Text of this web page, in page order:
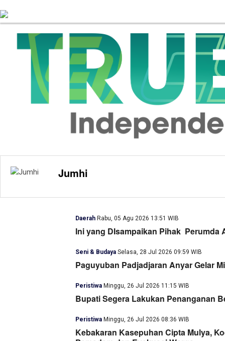
Jumhi
Daerah Rabu, 05 Agu 2026 13:51 WIB
Ini yang DIsampaikan Pihak Perumda
Seni & Budaya Selasa, 28 Jul 2026 09:59 WIB
Paguyuban Padjadjaran Anyar Gelar
Peristiwa Minggu, 26 Jul 2026 11:15 WIB
Bupati Segera Lakukan Penanganan
Peristiwa Minggu, 26 Jul 2026 08:36 WIB
Kebakaran Kasepuhan Cipta Mulya,